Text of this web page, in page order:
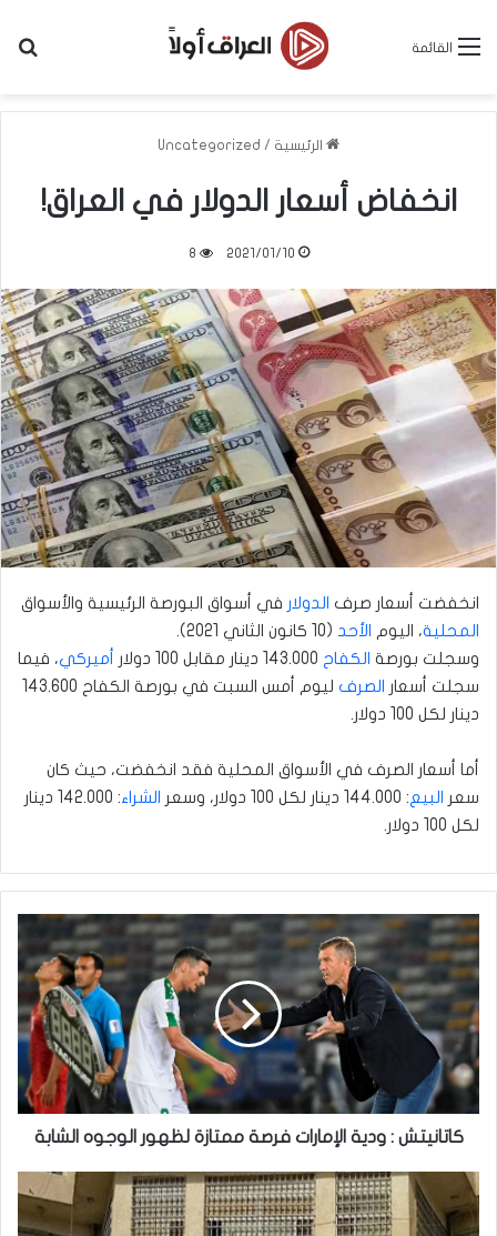
القائمة
الرئيسية /
Uncategorized
انخفاض أسعار الدولار في العراق!
2021/01/10
8
انخفضت أسعار صرف الدولار في أسواق البورصة الرئيسية والأسواق
المحلية، اليوم الأحد (10 كانون الثاني 2021).
وسجلت بورصة الكفاح أميركي، فيما
سجلت أسعار الصرف
ليوم أمس السبت في بورصة الكفاح 143.600
دينار لكل 100 دولار.
أما أسعار الصرف في الأسواق المحلية فقد انخفضت، حيث كان
سعر
البيع: 144.000 دينار لكل 100 دولار، وسعر الشراء
: 142.000 دينار
لكل 100 دولار.
كاتانيتش
:
ودية
الإمارات
فرصة
ممتازة
لظهور
الوجوه
الشابة
كاتانيتش : ودية الإمارات فرصة ممتازة لظهور الوجوه الشابة
اللجنة
النيابية
اقترحت